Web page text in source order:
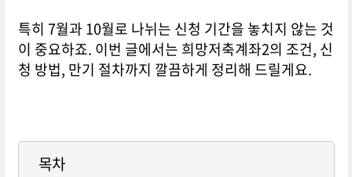
특히 7월과 10월로 나뉘는 신청 기간을 놓치지 않는 것
이 중요하죠. 이번 글에서는 희망저축계좌2의 조건, 신
청 방법, 만기 절차까지 깔끔하게 정리해 드릴게요.
목차